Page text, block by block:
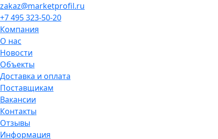
zakaz@marketprofil.ru
+7 495 323-50-20
Компания
О нас
Новости
Объекты
Доставка и оплата
Поставщикам
Вакансии
Контакты
Отзывы
Информация